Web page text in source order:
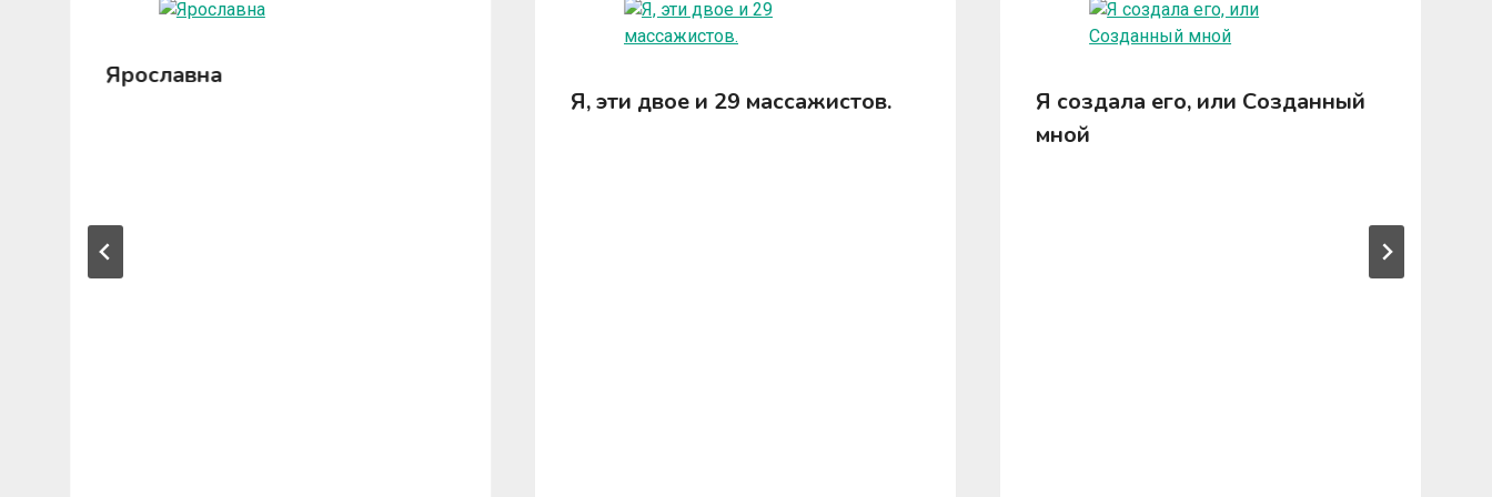
Ярославна
Я, эти двое и 29 массажистов.
Я создала его, или Созданный
мной